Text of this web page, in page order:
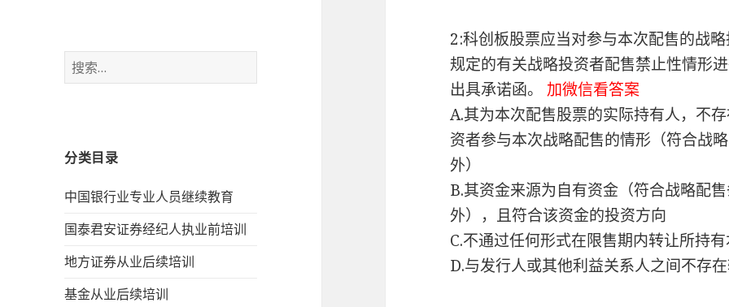
搜
索：
分类目录
中国银行业专业人员继续教育
国泰君安证券经纪人执业前培训
地方证券从业后续培训
基金从业后续培训
2:科创板股票应当对参与本次配售的战
规定的有关战略投资者配售禁止性情形
出具承诺函。 加微信看答案
A.其为本次配售股票的实际持有人，不
资者参与本次战略配售的情形（符合战
外）
B.其资金来源为自有资金（符合战略配
外），且符合该资金的投资方向
C.不通过任何形式在限售期内转让所持
D.与发行人或其他利益关系人之间不存